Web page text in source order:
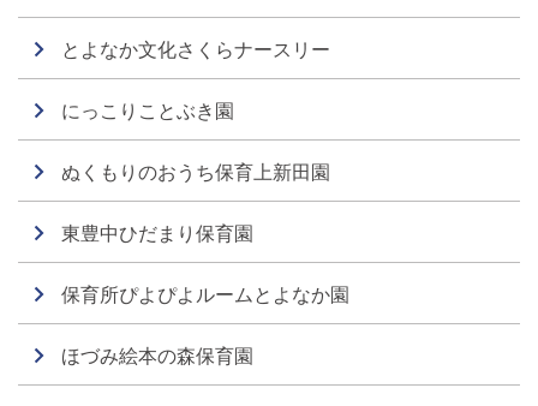
とよなか文化さくらナースリー
にっこりことぶき園
ぬくもりのおうち保育上新田園
東豊中ひだまり保育園
保育所ぴよぴよルームとよなか園
ほづみ絵本の森保育園